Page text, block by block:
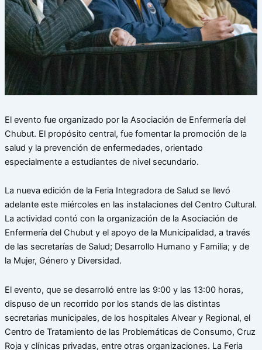
El evento fue organizado por la Asociación de Enfermería del
Chubut. El propósito central, fue fomentar la promoción de la
salud y la prevención de enfermedades, orientado
especialmente a estudiantes de nivel secundario.
La nueva edición de la Feria Integradora de Salud se llevó
adelante este miércoles en las instalaciones del Centro Cultural.
La actividad contó con la organización de la Asociación de
Enfermería del Chubut y el apoyo de la Municipalidad, a través
de las secretarías de Salud; Desarrollo Humano y Familia; y de
la Mujer, Género y Diversidad.
El evento, que se desarrolló entre las 9:00 y las 13:00 horas,
dispuso de un recorrido por los stands de las distintas
secretarias municipales, de los hospitales Alvear y Regional, el
Centro de Tratamiento de las Problemáticas de Consumo, Cruz
Roja y clínicas privadas, entre otras organizaciones. La Feria